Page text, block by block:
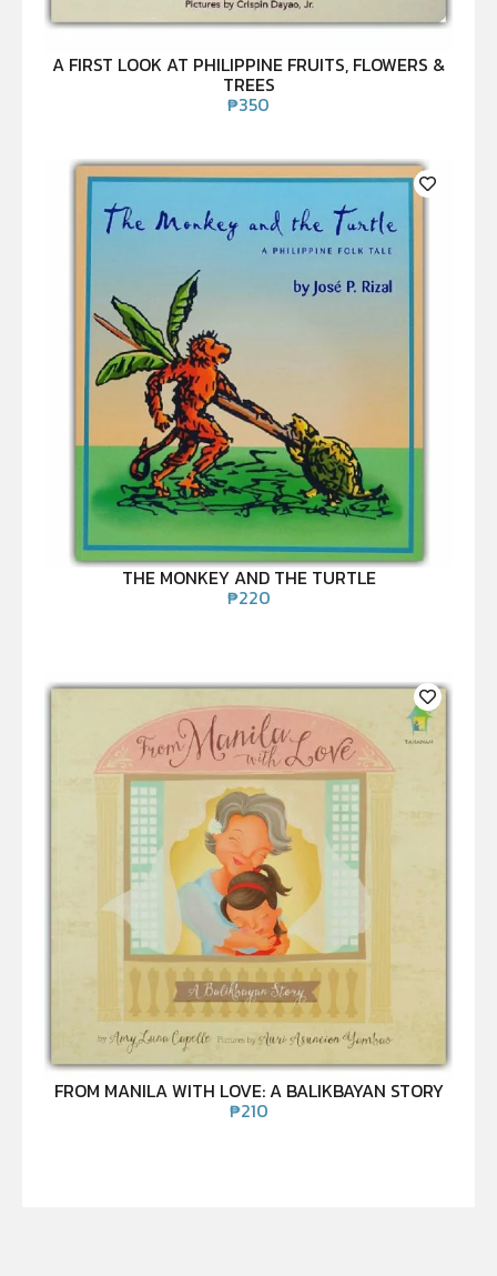
A FIRST LOOK AT PHILIPPINE FRUITS, FLOWERS &
TREES
₱350
THE MONKEY AND THE TURTLE
₱220
FROM MANILA WITH LOVE: A BALIKBAYAN STORY
₱210